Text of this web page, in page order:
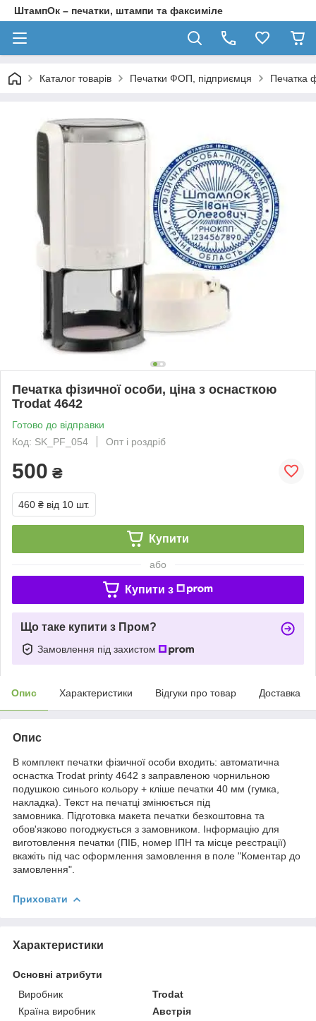
ШтампОк – печатки, штампи та факсиміле
Каталог товарів Печатки ФОП, підприємця Печатка
Печатка фізичної особи, ціна з оснасткою
Trodat 4642
Готово до відправки
Код: SK_PF_054
Опт і роздріб
500 ₴
460 ₴ від 10 шт.
Купити
або
Купити з
Що таке купити з Пром?
Замовлення під захистом
Опис Характеристики Відгуки про товар Доставка
Опис
В комплект печатки фізичної особи входить: автоматична
оснастка Trodat printy 4642 з заправленою чорнильною
подушкою синього кольору + кліше печатки 40 мм (гумка,
накладка). Текст на печатці змінюється під
замовника. Підготовка макета печатки безкоштовна та
обов'язково погоджується з замовником. Інформацію для
виготовлення печатки (ПІБ, номер ІПН та місце реєстрації)
вкажіть під час оформлення замовлення ​​в поле "Коментар до
замовлення".
Приховати
Характеристики
Основні атрибути
Виробник
Trodat
Країна виробник
Австрія